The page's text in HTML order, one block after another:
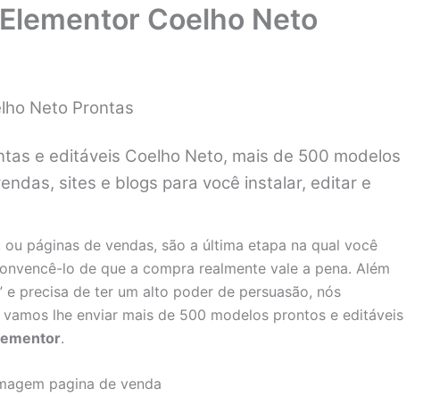
Coelho Neto
Neto Prontas
e editáveis Coelho Neto, mais de 500 modelos
sites e blogs para você instalar, editar e
, ou páginas de vendas, são a última etapa na qual você
lo de que a compra realmente vale a pena. Além
e precisa de ter um alto poder de persuasão, nós
lhe enviar mais de 500 modelos prontos e editáveis
.